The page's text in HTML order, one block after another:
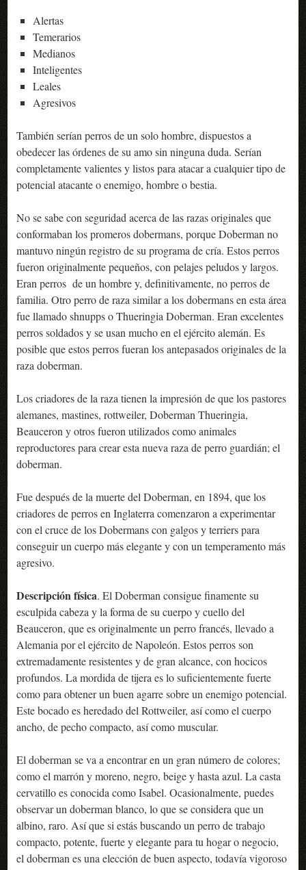
Alertas
Temerarios
Medianos
Inteligentes
Leales
Agresivos
También serían perros de un solo hombre, dispuestos a
obedecer las órdenes de su amo sin ninguna duda. Serían
completamente valientes y listos para atacar a cualquier tipo de
potencial atacante o enemigo, hombre o bestia.
No se sabe con seguridad acerca de las razas originales que
conformaban los promeros dobermans, porque Doberman no
mantuvo ningún registro de su programa de cría. Estos perros
fueron originalmente pequeños, con pelajes peludos y largos.
Eran perros de un hombre y, definitivamente, no perros de
familia. Otro perro de raza similar a los dobermans en esta área
fue llamado shnupps o Thueringia Doberman. Eran excelentes
perros soldados y se usan mucho en el ejército alemán. Es
posible que estos perros fueran los antepasados ​​originales de la
raza doberman.
Los criadores de la raza tienen la impresión de que los pastores
alemanes, mastines, rottweiler, Doberman Thueringia,
Beauceron y otros fueron utilizados como animales
reproductores para crear esta nueva raza de perro guardián; el
doberman.
Fue después de la muerte del Doberman, en 1894, que los
criadores de perros en Inglaterra comenzaron a experimentar
con el cruce de los Dobermans con galgos y terriers para
conseguir un cuerpo más elegante y con un temperamento más
agresivo.
Descripción física. El Doberman consigue finamente su
esculpida cabeza y la forma de su cuerpo y cuello del
Beauceron, que es originalmente un perro francés, llevado a
Alemania por el ejército de Napoleón. Estos perros son
extremadamente resistentes y de gran alcance, con hocicos
profundos. La mordida de tijera es lo suficientemente fuerte
como para obtener un buen agarre sobre un enemigo potencial.
Este bocado es heredado del Rottweiler, así como el cuerpo
ancho, de pecho compacto, así como muscular.
El doberman se va a encontrar en un gran número de colores;
como el marrón y moreno, negro, beige y hasta azul. La casta
cervatillo es conocida como Isabel. Ocasionalmente, puedes
observar un doberman blanco, lo que se considera que un
albino, raro. Así que si estás buscando un perro de trabajo
compacto, potente, fuerte y elegante para tu hogar o negocio,
el doberman es una elección de buen aspecto, todavía vigoroso